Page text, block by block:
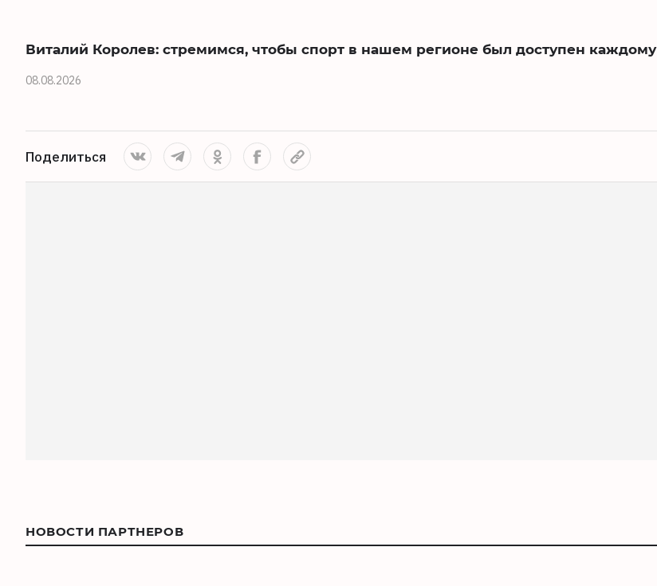
Виталий Королев: стремимся, чтобы спорт в нашем регионе был доступен каждому
08.08.2026
Поделиться
НОВОСТИ ПАРТНЕРОВ